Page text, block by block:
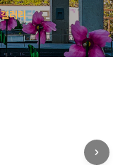
갤러리